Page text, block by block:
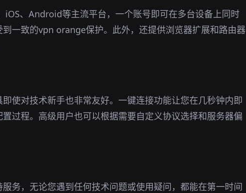
、Android等主流平台，一个账号即可在多台设备上同时
一致的vpn orange保护。此外，还提供浏览器扩展和路由器
使对技术新手也非常友好。一键连接功能让您在几秒钟内即
过程。高级用户也可以根据需要自定义协议选择和服务器偏
务，无论您遇到任何技术问题或使用疑问，都能在第一时间